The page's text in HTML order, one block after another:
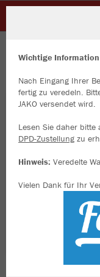
Wichtige
Nach Eingang Ihrer
fertig zu veredeln.
JAKO versendet wird.
Lesen Sie daher bitte
DPD-Zustellung zu
Hinweis: Veredelte
Vielen Dank für Ihr
Wir verwenden
Inhalte anzeigen
zu den Cookies